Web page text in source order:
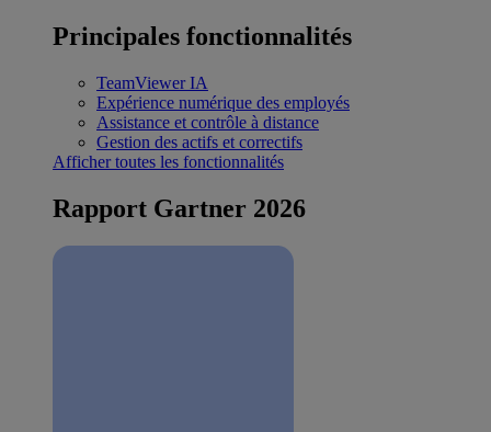
Principales fonctionnalités
TeamViewer IA
Expérience numérique des employés
Assistance et contrôle à distance
Gestion des actifs et correctifs
Afficher toutes les fonctionnalités
Rapport Gartner 2026